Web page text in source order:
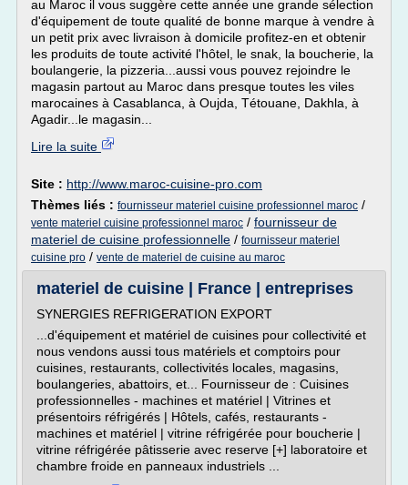
au Maroc il vous suggère cette année une grande sélection
d'équipement de toute qualité de bonne marque à vendre à
un petit prix avec livraison à domicile profitez-en et obtenir
les produits de toute activité l'hôtel, le snak, la boucherie, la
boulangerie, la pizzeria...aussi vous pouvez rejoindre le
magasin partout au Maroc dans presque toutes les viles
marocaines à Casablanca, à Oujda, Tétouane, Dakhla, à
Agadir...le magasin...
Lire la suite
Site : http://www.maroc-cuisine-pro.com
Thèmes liés : fournisseur materiel cuisine professionnel maroc /
vente materiel cuisine professionnel maroc / fournisseur de
materiel de cuisine professionnelle / fournisseur materiel
cuisine pro / vente de materiel de cuisine au maroc
materiel de cuisine | France | entreprises
SYNERGIES REFRIGERATION EXPORT
...d'équipement et matériel de cuisines pour collectivité et
nous vendons aussi tous matériels et comptoirs pour
cuisines, restaurants, collectivités locales, magasins,
boulangeries, abattoirs, et... Fournisseur de : Cuisines
professionnelles - machines et matériel | Vitrines et
présentoirs réfrigérés | Hôtels, cafés, restaurants -
machines et matériel | vitrine réfrigérée pour boucherie |
vitrine réfrigérée pâtisserie avec reserve [+] laboratoire et
chambre froide en panneaux industriels ...